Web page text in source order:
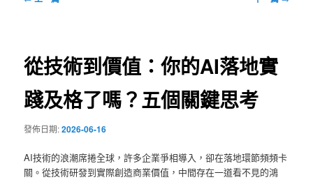
從技術到價值：你的AI落地實
踐及格了嗎？五個關鍵思考
發佈日期:2026-06-16
AI技術的浪潮席捲全球，許多企業爭相導入，卻在落地環節頻頻卡
關。從技術研發到實際創造商業價值，中間存在一道看不見的鴻